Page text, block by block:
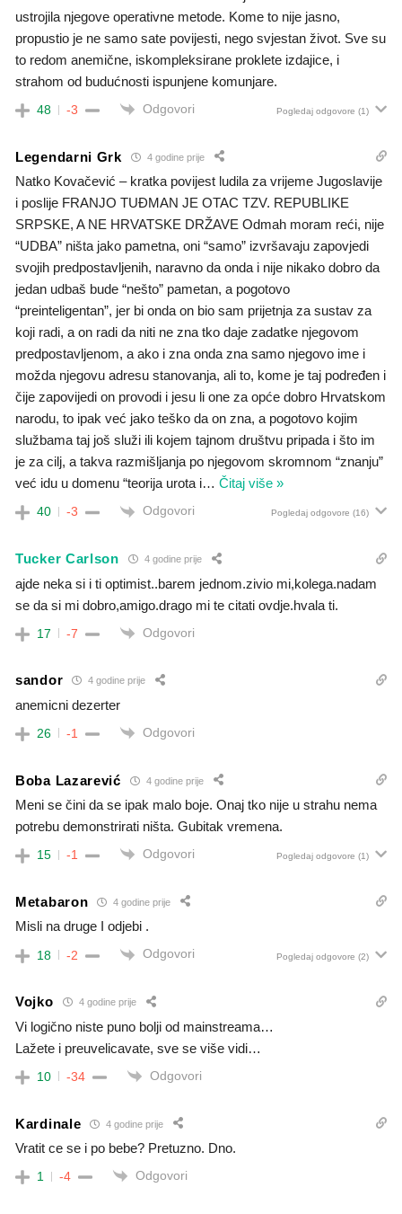
ustrojila njegove operativne metode. Kome to nije jasno,
propustio je ne samo sate povijesti, nego svjestan život. Sve su
to redom anemične, iskompleksirane proklete izdajice, i
strahom od budućnosti ispunjene komunjare.
48 -3 Odgovori Pogledaj odgovore (1)
Legendarni Grk 4 godine prije
Natko Kovačević – kratka povijest ludila za vrijeme Jugoslavije
i poslije FRANJO TUĐMAN JE OTAC TZV. REPUBLIKE
SRPSKE, A NE HRVATSKE DRŽAVE Odmah moram reći, nije
“UDBA” ništa jako pametna, oni “samo” izvršavaju zapovjedi
svojih predpostavljenih, naravno da onda i nije nikako dobro da
jedan udbaš bude “nešto” pametan, a pogotovo
“preinteligentan”, jer bi onda on bio sam prijetnja za sustav za
koji radi, a on radi da niti ne zna tko daje zadatke njegovom
predpostavljenom, a ako i zna onda zna samo njegovo ime i
možda njegovu adresu stanovanja, ali to, kome je taj podređen i
čije zapovijedi on provodi i jesu li one za opće dobro Hrvatskom
narodu, to ipak već jako teško da on zna, a pogotovo kojim
službama taj još služi ili kojem tajnom društvu pripada i što im
je za cilj, a takva razmišljanja po njegovom skromnom “znanju”
već idu u domenu “teorija urota i… Čitaj više »
40 -3 Odgovori Pogledaj odgovore (16)
Tucker Carlson 4 godine prije
ajde neka si i ti optimist..barem jednom.zivio mi,kolega.nadam
se da si mi dobro,amigo.drago mi te citati ovdje.hvala ti.
17 -7 Odgovori
sandor 4 godine prije
anemicni dezerter
26 -1 Odgovori
Boba Lazarević 4 godine prije
Meni se čini da se ipak malo boje. Onaj tko nije u strahu nema
potrebu demonstrirati ništa. Gubitak vremena.
15 -1 Odgovori Pogledaj odgovore (1)
Metabaron 4 godine prije
Misli na druge I odjebi .
18 -2 Odgovori Pogledaj odgovore (2)
Vojko 4 godine prije
Vi logično niste puno bolji od mainstreama…
Lažete i preuvelicavate, sve se više vidi…
10 -34 Odgovori
Kardinale 4 godine prije
Vratit ce se i po bebe? Pretuzno. Dno.
1 -4 Odgovori